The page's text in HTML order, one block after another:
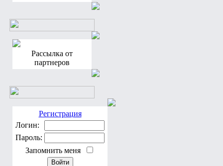
Рассылка от
партнеров
Регистрация
Логин:
Пароль:
Запомнить меня